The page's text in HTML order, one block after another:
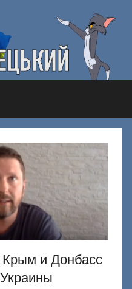
и Донбасс